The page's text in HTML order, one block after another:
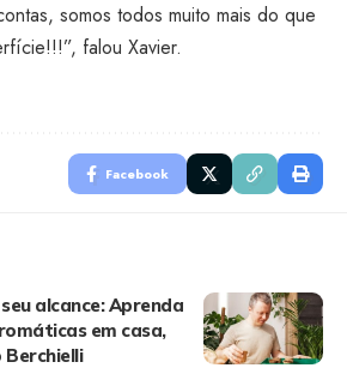
somos todos muito mais do que
falou Xavier.
Facebook
alcance: Aprenda
em casa,
Berchielli